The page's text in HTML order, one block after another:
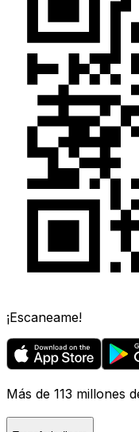
¡Escaneame!
Más de 113 millones